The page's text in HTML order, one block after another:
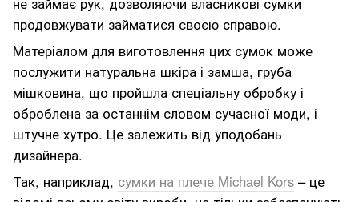
продовжувати займатися своєю справою.
Матеріалом для виготовлення цих сумок може
послужити натуральна шкіра і замша, груба
мішковина, що пройшла спеціальну обробку і
оброблена за останнім словом сучасної моди, і
штучне хутро. Це залежить від уподобань
дизайнера.
Так, наприклад, сумки на плече Michael Kors – це